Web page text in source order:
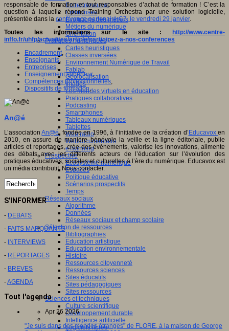
Entrepreneuriat
Entreprises
Evolutions des métiers
Métiers du numérique
Orientation
Pratiques numériques
Cartes heuristiques
Classes inversées
Environnement Numérique de Travail
Fablab
Géolocalisation
Images
Les mondes virtuels en éducation
Pratiques collaboratives
Podcasting
Smartphones
Tableaux numériques
Tablettes
Web radio
Webdocumentaire
eTwinning
Prospective
Ecosystème numérique
Espaces
Politique éducative
Scénarios prospectifs
Temps
Réseaux sociaux
Algorithme
Données
Réseaux sociaux et champ scolaire
Sélection de ressources
Bibliographies
Education artistique
Education environnementale
Histoire
Ressources citoyenneté
Ressources sciences
Sites éducatifs
Sites pédagogiques
Sites ressources
Sciences et techniques
Culture scientifique
Développement durable
Intelligence artificielle
Logiciels libres
responsable de formation et tout responsables d’achat de formation ! C’est la
question à laquelle répond Training Orchestra par une solution logicielle,
présentée dans la conférence partenaire C7, le vendredi 29 janvier.
Toutes les informations sur le site : http://www.centre-
inffo.fr/uhfp/actualites/article/participez-a-nos-conferences
Encadrement,
Enseignants,
Entreprises,
Enseignement supérieur,
Compétences professionnelles,
Dispositifs de formation,
An@é
L’associationAn@é, fondée en 1996, à l’initiative de la création d’ Educavoxen
2010, en assure de manière bénévole la veille et la ligne éditoriale, publie
articles et reportages, crée des événements, valorise les innovations, alimente
des débats avec les différents acteurs de l’éducation sur l’évolution des
pratiques éducatives, sociales et culturelles à l’ère du numérique. Educavox est
un média contributif. Nous contacter.
S'INFORMER
- DEBATS
- FAITS MARQUANTS
- INTERVIEWS
- REPORTAGES
- BREVES
-AGENDA
Tout l'agenda
Apr 26 2026
"Je suis dans des mondes étranges" de FLORE, à la maison de George